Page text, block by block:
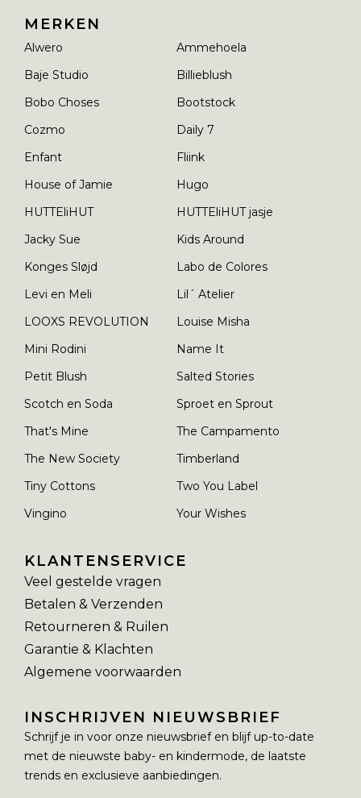
MERKEN
Alwero
Ammehoela
Baje Studio
Billieblush
Bobo Choses
Bootstock
Cozmo
Daily 7
Enfant
Fliink
House of Jamie
Hugo
HUTTEliHUT
HUTTEliHUT jasje
Jacky Sue
Kids Around
Konges Sløjd
Labo de Colores
Levi en Meli
Lil´ Atelier
LOOXS REVOLUTION
Louise Misha
Mini Rodini
Name It
Petit Blush
Salted Stories
Scotch en Soda
Sproet en Sprout
That's Mine
The Campamento
The New Society
Timberland
Tiny Cottons
Two You Label
Vingino
Your Wishes
KLANTENSERVICE
Veel gestelde vragen
Betalen & Verzenden
Retourneren & Ruilen
Garantie & Klachten
Algemene voorwaarden
INSCHRIJVEN NIEUWSBRIEF
Schrijf je in voor onze nieuwsbrief en blijf up-to-date
met de nieuwste baby- en kindermode, de laatste
trends en exclusieve aanbiedingen.